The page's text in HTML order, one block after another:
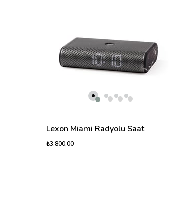
Lexon Miami Radyolu Saat
₺3.800,00